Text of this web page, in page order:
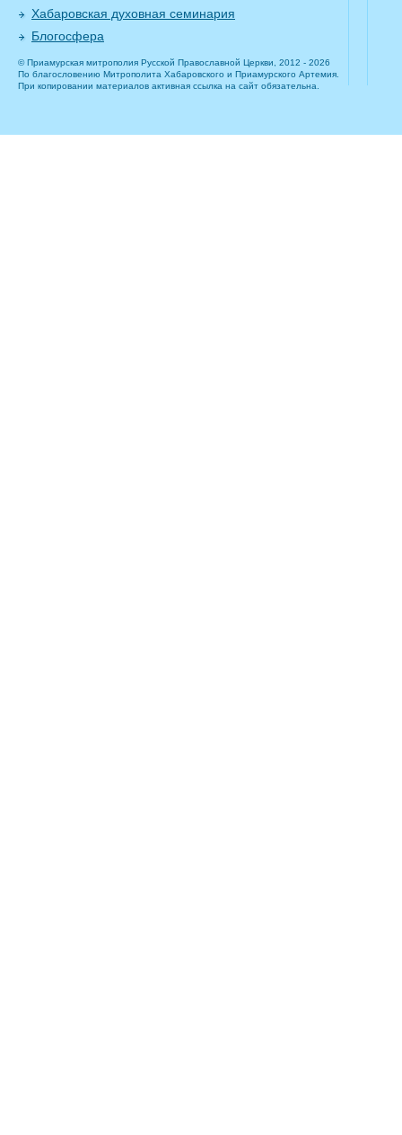
Хабаровская духовная семинария
Блогосфера
© Приамурская митрополия Русской Православной Церкви, 2012 - 2026
По благословению Митрополита Хабаровского и Приамурского Артемия.
При копировании материалов активная ссылка на сайт обязательна.